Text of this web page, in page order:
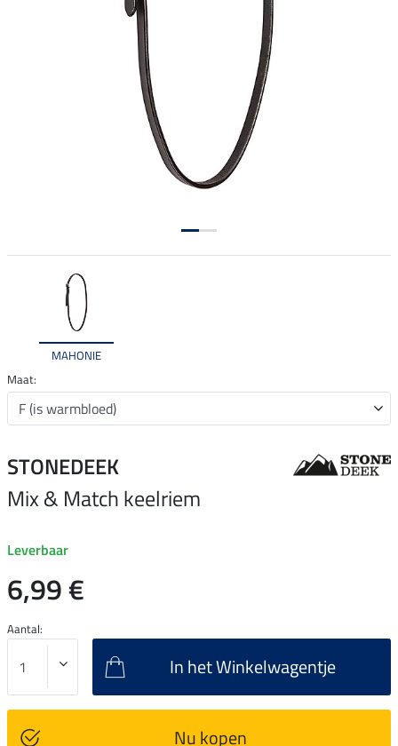
MAHONIE
Maat:
STONEDEEK
Mix & Match keelriem
Leverbaar
6,99 €
Aantal:
In het Winkelwagentje
Nu kopen